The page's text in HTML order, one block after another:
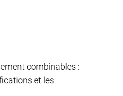
combinables :
et les